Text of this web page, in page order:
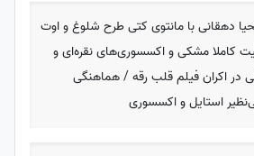
دهقانی با مانتوی کتی طرح شلوغ و اوت
کاملا مشکی و اکسسوری‌های نقره‌ای و
در اکران فیلم قلب رقه / هماهنگی
استایل و اکسسوری